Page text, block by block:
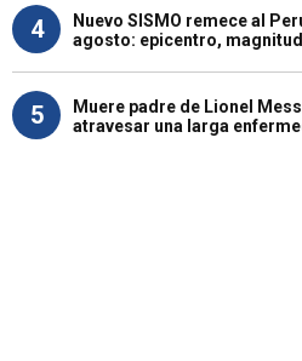
4
Nuevo SISMO remece al
agosto: epicentro,
5
Muere padre de Lionel
atravesar una larga